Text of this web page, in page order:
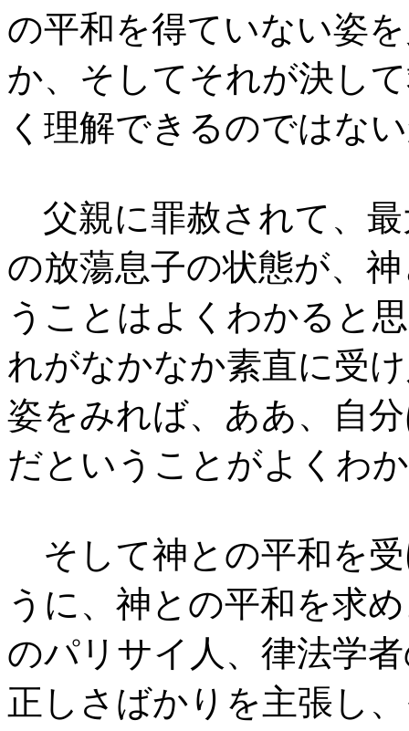
の平和を得ていない姿
か、そしてそれが決し
く理解できるのではな
父親に罪赦されて、
の放蕩息子の状態が、
うことはよくわかると
れがなかなか素直に受
姿をみれば、ああ、自
だということがよくわ
そして神との平和を
うに、神との平和を求
のパリサイ人、律法学
正しさばかりを主張し